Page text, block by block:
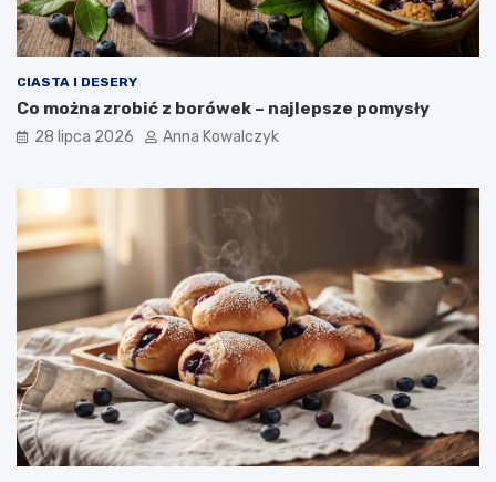
CIASTA I DESERY
Co można zrobić z borówek – najlepsze pomysły
28 lipca 2026 Anna Kowalczyk